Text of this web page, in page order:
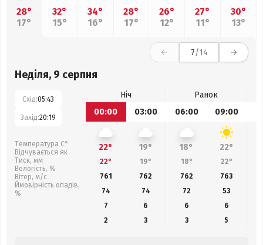
28°
17°
32°
15°
34°
16°
28°
17°
26°
12°
27°
11°
30°
13°
7/14
Неділя, 9 серпня
Схід:05:43
Захід:20:19
Температура С°
Відчувається як
Тиск, мм
Вологість, %
Вітер, м/с
Ймовірність опадів,
%
Ніч
Ранок
00:00
03:00 06:00 09:00
22° 19° 18° 22°
22° 19° 18° 22°
761
762 762 763
74
74 72 53
7
6 6
6
2
3 3 5